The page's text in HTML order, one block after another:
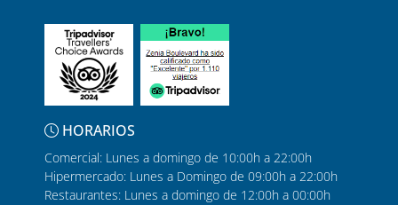
HORARIOS
Comercial: Lunes a domingo de 10:00h a 22:00h
Hipermercado: Lunes a Domingo de 09:00h a 22:00h
Restaurantes: Lunes a domingo de 12:00h a 00:00h